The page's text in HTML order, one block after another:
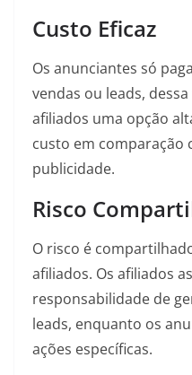
Custo Eficaz
Os anunciantes só
vendas ou leads,
afiliados uma opção
custo em
publicidade.
Risco
O risco é
afiliados. Os afiliados
responsabilidade de
leads, enquanto os
ações específicas.